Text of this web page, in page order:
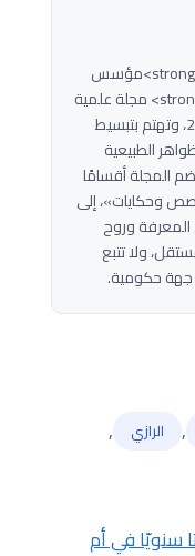
<strong>هاني سلام</strong> <strong>مؤسس
ورئيس تحرير المجلة العلمية أهرام</strong> مجلة علمية
عربية مستقلة تعمل منذ عام 2008، وتهتم بتبسيط
الطبيعية
المجلة أقسامًا
وحكايات»، إلى
وروح
ولا تتبع
جهة حكومية.
, الرازي ,
سنويّا في أم